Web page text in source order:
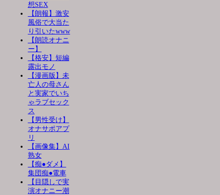
想SEX
【朗報】激安
風俗で大当た
り引いたwww
【朗読オナニ
ー】
【格安】短編
露出モノ
【漫画版】未
亡人の母さん
と実家でいち
ゃラブセック
ス
【男性受け】
オナサポアプ
リ
【画像集】AI
熟女
【痴●ダメ】
集団痴●電車
【目隠しで実
演オナニー潮